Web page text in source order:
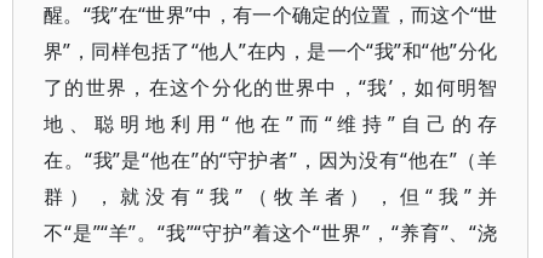
醒。“我”在“世界”中，有一个确定的位置，而这个“世
界”，同样包括了“他人”在内，是一个“我”和“他”分化
了的世界，在这个分化的世界中，“我’，如何明智
地、聪明地利用“他在”而“维持”自己的存
在。“我”是“他在”的“守护者”，因为没有“他在”（羊
群），就没有“我”（牧羊者），但“我”并
不“是”“羊”。“我”“守护”着这个“世界”，“养育”、“浇